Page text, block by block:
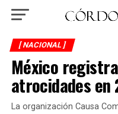
[ NACIONAL ]
México
atrocidades en
La organización Causa